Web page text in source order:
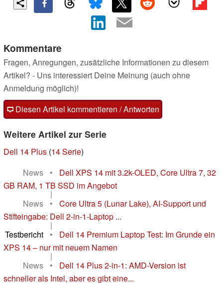
Kommentare
Fragen, Anregungen, zusätzliche Informationen zu diesem
Artikel? - Uns interessiert Deine Meinung (auch ohne
Anmeldung möglich)!
Diesen Artikel kommentieren / Antworten
Weitere Artikel zur Serie
Dell 14 Plus (14 Serie)
News
•
Dell XPS 14 mit 3.2k-OLED, Core Ultra 7, 32
GB RAM, 1 TB SSD im Angebot
|
News
•
Core Ultra 5 (Lunar Lake), AI-Support und
Stifteingabe: Dell 2-in-1-Laptop ...
|
Testbericht
•
Dell 14 Premium Laptop Test: Im Grunde ein
XPS 14 – nur mit neuem Namen
|
News
•
Dell 14 Plus 2-in-1: AMD-Version ist
schneller als Intel, aber es gibt eine...